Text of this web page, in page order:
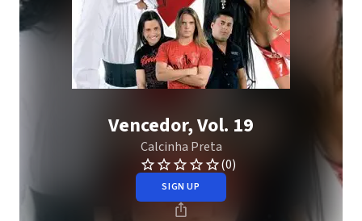
Vencedor, Vol. 19
Calcinha Preta
(0)
SIGN UP